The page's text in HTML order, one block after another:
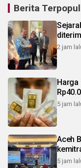
Berita
2 jam
Harga
5 jam
Aceh
5 jam